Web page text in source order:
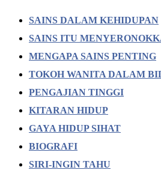
SAINS DALAM KEHIDUPAN
SAINS ITU
MENGAPA SAINS PENTING
TOKOH WANITA DALAM
PENGAJIAN TINGGI
KITARAN HIDUP
GAYA HIDUP SIHAT
BIOGRAFI
SIRI-INGIN TAHU